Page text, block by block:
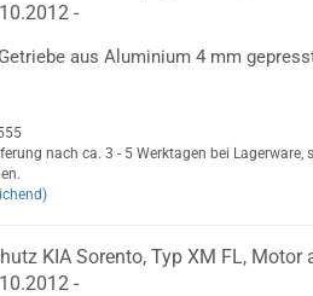
-
aus Aluminium 4 mm
nach ca. 3 - 5 Werktagen bei Lagerware,
KIA Sorento, Typ XM FL, Motor
-